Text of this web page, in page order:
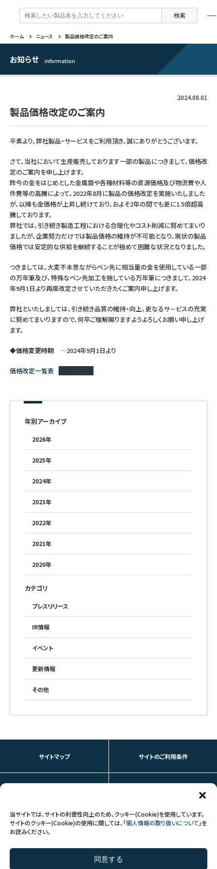
当サイトでは、サイトの利便性向上のため、クッキー(Cookie)を使用しています。
サイトのクッキー(Cookie)の使用に関しては、「個人情報の取り扱いについて」を
お読みください。
同意する
検
索
:
製品情報 戻る
ボールペン
複合筆記具
マーキングペン
ふでペン
つけペン・インク
シリーズ
製品情報
企業情報 戻る
採用情報
特集 戻る
動画コンテンツを見る
特集
よくあるご質問 戻る
芯の交換・補充方法について
よくあるご質問
ホーム ニュース 製品価格改定のご案内
お知らせ information
2024.08.01
製品価格改定のご案内
平素より、弊社製品・サービスをご利用頂き、誠にありがとうございます。
さて、当社において生産販売しております一部の製品につきまして、価格改
定のご案内を申し上げます。
昨今の金をはじめとした金属類や各種材料等の資源価格及び物流費や人
件費等の高騰によって、2022年8月に製品の価格改定を実施いたしました
が、以降も金価格が上昇し続けており、およそ2年の間でも更に1.5倍超高
騰しております。
弊社では、引き続き製造工程における合理化やコスト削減に努めてまいり
ましたが、企業努力だけでは製品価格の維持が不可能となり、現状の製品
価格では安定的な供給を継続することが極めて困難な状況となりました。
つきましては、大変不本意ながらペン先に相当量の金を使用している一部
の万年筆及び、特殊なペン先加工を施している万年筆につきまして、2024
年9月1日より再度改定させていただきたくご案内申し上げます。
弊社といたしましては、引き続き品質の維持・向上、更なるサ－ビスの充実
に努めてまいりますので、何卒ご理解賜りますようよろしくお願い申し上げ
ます。
◆価格変更時期 ―2024年9月1日より
価格改定一覧表 ダウンロード
年別アーカイブ
2026年
2025年
2024年
2023年
2022年
2021年
2020年
カテゴリ
プレスリリース
IR情報
イベント
更新情報
その他
サイトマップ サイトのご利用条件
FOLLOW US